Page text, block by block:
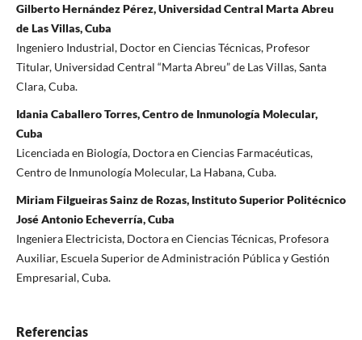
Gilberto Hernández Pérez, Universidad Central Marta Abreu
de Las Villas, Cuba
Ingeniero Industrial, Doctor en Ciencias Técnicas, Profesor
Titular, Universidad Central “Marta Abreu” de Las Villas, Santa
Clara, Cuba.
Idania Caballero Torres, Centro de Inmunología Molecular,
Cuba
Licenciada en Biología, Doctora en Ciencias Farmacéuticas,
Centro de Inmunología Molecular, La Habana, Cuba.
Miriam Filgueiras Sainz de Rozas, Instituto Superior Politécnico
José Antonio Echeverría, Cuba
Ingeniera Electricista, Doctora en Ciencias Técnicas, Profesora
Auxiliar, Escuela Superior de Administración Pública y Gestión
Empresarial, Cuba.
Referencias